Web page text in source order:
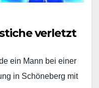
verletzt
ein Mann bei einer
in Schöneberg mit